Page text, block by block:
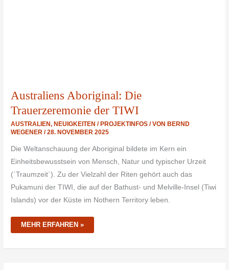
Australiens Aboriginal: Die
Trauerzeremonie der TIWI
AUSTRALIEN, NEUIGKEITEN / PROJEKTINFOS / VON BERND
WEGENER/28. NOVEMBER 2025
Die Weltanschauung der Aboriginal bildete im Kern ein
Einheitsbewusstsein von Mensch, Natur und typischer Urzeit
(`Traumzeit`). Zu der Vielzahl der Riten gehört auch das
Pukamuni der TIWI, die auf der Bathust- und Melville-Insel (Tiwi
Islands) vor der Küste im Nothern Territory leben.
MEHR ERFAHREN »